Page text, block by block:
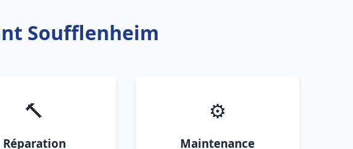
Soufflenheim
🔨
Réparation
⚙️
Maintenance